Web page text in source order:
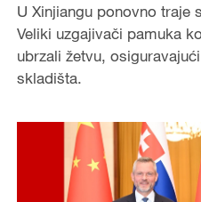
l
a
V
i
U Xinjiangu ponovno traje
Veliki uzgajivači pamuka
ubrzali žetvu,
skladišta.